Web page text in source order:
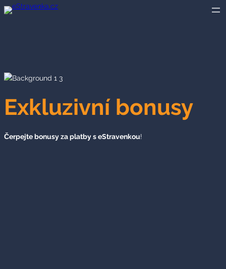
Přeskočit
Exkluzivní bonusy
Čerpejte bonusy za platby s eStravenkou!